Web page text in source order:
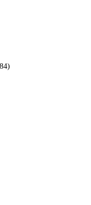
)